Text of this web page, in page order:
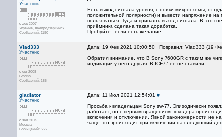
Участник
с дек 2007
Украина, Днепродзержинск
Сообщений: 1190
Есть выход сигнала уровня, с ножки микросхемы,
положительной полярности) и вывести напряжение на
пользоваться. Туда и припаять выход сигнала. В это
приёмника сделана такая доработка.
Пробуйте - если есть желание.
Vlad333
Участник
с окт 2008
Grodno
Сообщений: 185
Дата: 19 Фев 2021 10:00:50 · Поправил: Vlad333 (19
Обратил внимание, что В Sony 7600GR с таким же
индикации у него другая. В ICF77 её не ставили.
gladiator
Участник
с янв 2015
Москва
Сообщений: 555
Дата: 11 Июл 2021 12:54:01 #
Просьба к владельцам Sony sw-77. Эпизодически
работает, но с первым вращением энкодера
включении и отключении. Явной закономерности не
чаще это происходит при включении на следующий